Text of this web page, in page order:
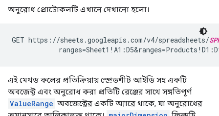
অনুরোধ প্রোটোকলটি এখানে দেখানো হলো।
GET https://sheets.googleapis.com/v4/spreadsheets/
এই মেথড কলের প্রতিক্রিয়ায় স্প্রেডশীট আইডি সহ একটি
অবজেক্ট এবং অনুরোধ করা প্রতিটি রেঞ্জের সাথে সঙ্গতিপূর্ণ
ValueRange অবজেক্টের একটি অ্যারে থাকে, যা অনুরোধের